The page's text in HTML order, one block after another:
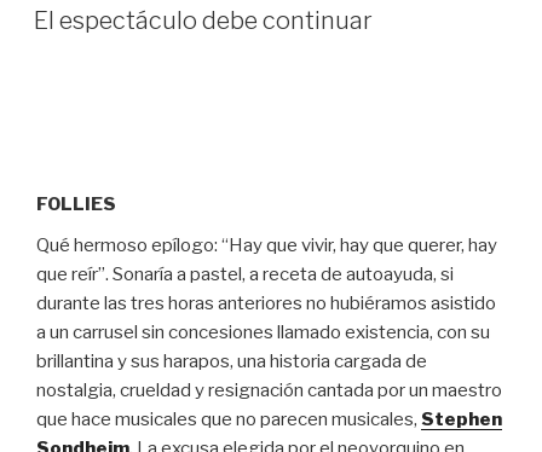
EL
El espectáculo debe continuar
FOLLIES
Qué hermoso epílogo: “Hay que vivir, hay que querer, hay
que reír”. Sonaría a pastel, a receta de autoayuda, si
durante las tres horas anteriores no hubiéramos asistido
a un carrusel sin concesiones llamado existencia, con su
brillantina y sus harapos, una historia cargada de
nostalgia, crueldad y resignación cantada por un maestro
que hace musicales que no parecen musicales, Stephen